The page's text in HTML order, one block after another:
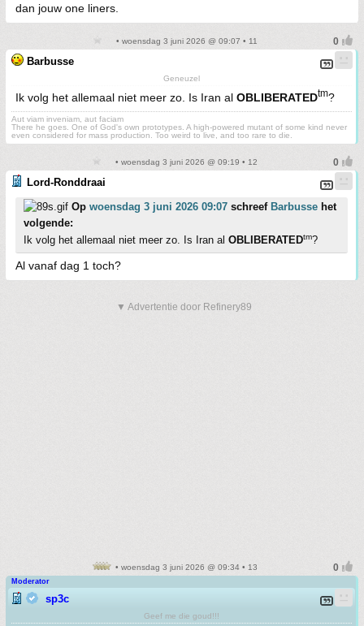
dan jouw one liners.
• woensdag 3 juni 2026 @ 09:07 • 11
Barbusse
Geneuzel
Ik volg het allemaal niet meer zo. Is Iran al OBLIBERATEDtm?
Aut viam inveniam, aut faciam
There he goes. One of God's own prototypes. A high-powered mutant of some kind never
even considered for mass production. Too weird to live, and too rare to die.
• woensdag 3 juni 2026 @ 09:19 • 12
Lord-Ronddraai
Op woensdag 3 juni 2026 09:07 schreef Barbusse het
volgende:
Ik volg het allemaal niet meer zo. Is Iran al OBLIBERATEDtm?
Al vanaf dag 1 toch?
▼ Advertentie door Refinery89
• woensdag 3 juni 2026 @ 09:34 • 13
Moderator
sp3c
Geef me die goud!!!